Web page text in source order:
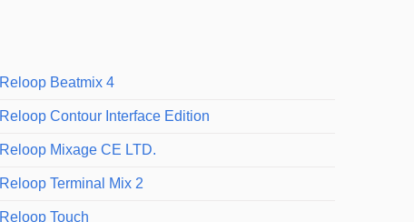
Reloop Beatmix 4
Reloop Contour Interface Edition
Reloop Mixage CE LTD.
Reloop Terminal Mix 2
Reloop Touch